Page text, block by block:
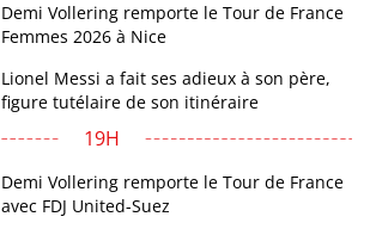
Demi Vollering remporte le Tour de France
Femmes 2026 à Nice
Lionel Messi a fait ses adieux à son père,
figure tutélaire de son itinéraire
19H
Demi Vollering remporte le Tour de France
avec FDJ United-Suez